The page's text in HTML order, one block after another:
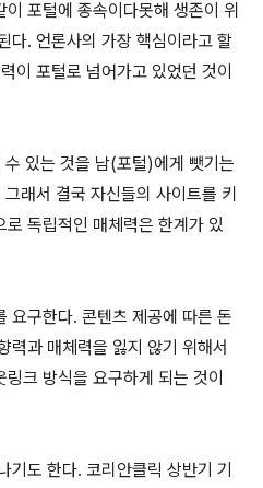
포털에 종속이다못해 생존이 위
다. 언론사의 가장 핵심이라고 할
이 포털로 넘어가고 있었던 것이
있는 것을 남(포털)에게 뺏기는
래서 결국 자신들의 사이트를 키
독립적인 매체력은 한계가 있
요구한다. 콘텐츠 제공에 따른 돈
력과 매체력을 잃지 않기 위해서
크 방식을 요구하게 되는 것이
기도 한다. 코리안클릭 상반기 기